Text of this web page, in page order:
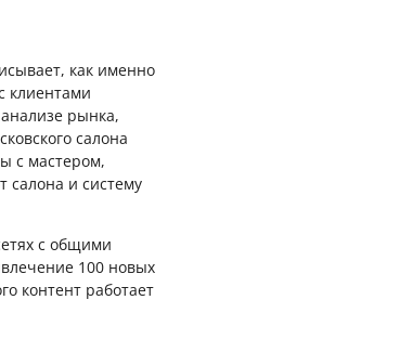
как именно
клиентами
рынка,
салона
с мастером,
салона и систему
с общими
100 новых
контент работает